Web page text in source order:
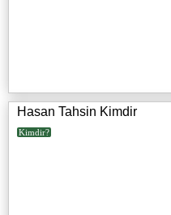
Hasan Tahsin Kimdir
Kimdir?